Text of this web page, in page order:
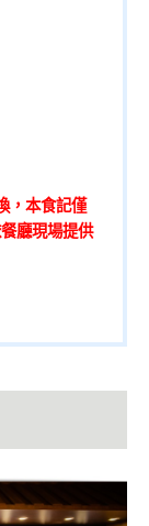
，本食記僅
廳現場提供